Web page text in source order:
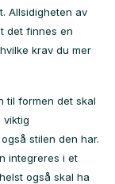
Allsidigheten av
det finnes en
krav du mer
til formen det skal
viktig
stilen den har.
integreres i et
også skal ha